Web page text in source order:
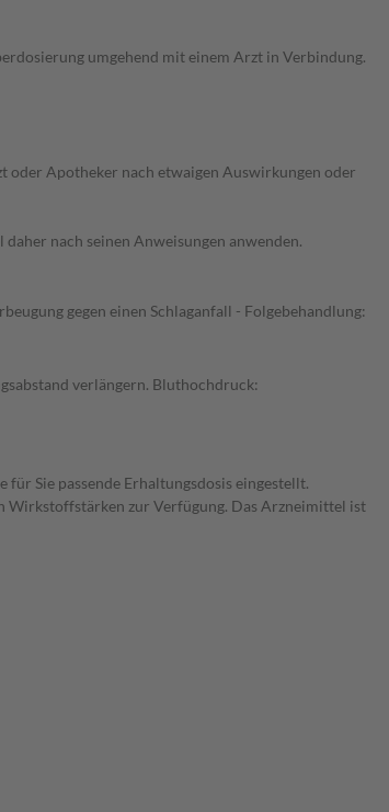
umgehend mit einem Arzt in Verbindung.
oder Apotheker nach etwaigen Auswirkungen oder
nach seinen Anweisungen anwenden.
gegen einen Schlaganfall - Folgebehandlung:
verlängern. Bluthochdruck:
Sie passende Erhaltungsdosis eingestellt.
Wirkstoffstärken zur Verfügung. Das Arzneimittel ist